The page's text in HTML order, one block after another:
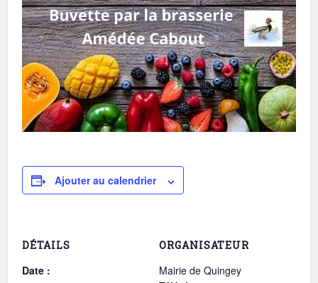
Ajouter au calendrier
DÉTAILS
Date :
ORGANISATEUR
Mairie de Quingey